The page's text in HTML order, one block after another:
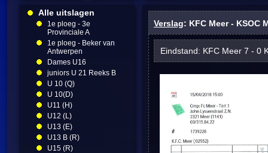
Alle uitslagen
1e ploeg - 3e
Provinciale A
1e ploeg - Beker van
Antwerpen
Dames U16
juniors U 21 Reeks B
U 10 (Q)
U 10(D)
U11 (H)
U12 (L)
U13 (E)
U13 B (R)
U15 (R)
Verslag: KFC Meer - KSOC
Eindstand: KFC Meer 7 - 0